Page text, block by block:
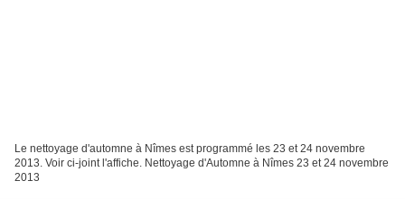
Le nettoyage d'automne à Nîmes est programmé les 23 et 24 novembre
2013. Voir ci-joint l'affiche. Nettoyage d'Automne à Nîmes 23 et 24 novembre
2013